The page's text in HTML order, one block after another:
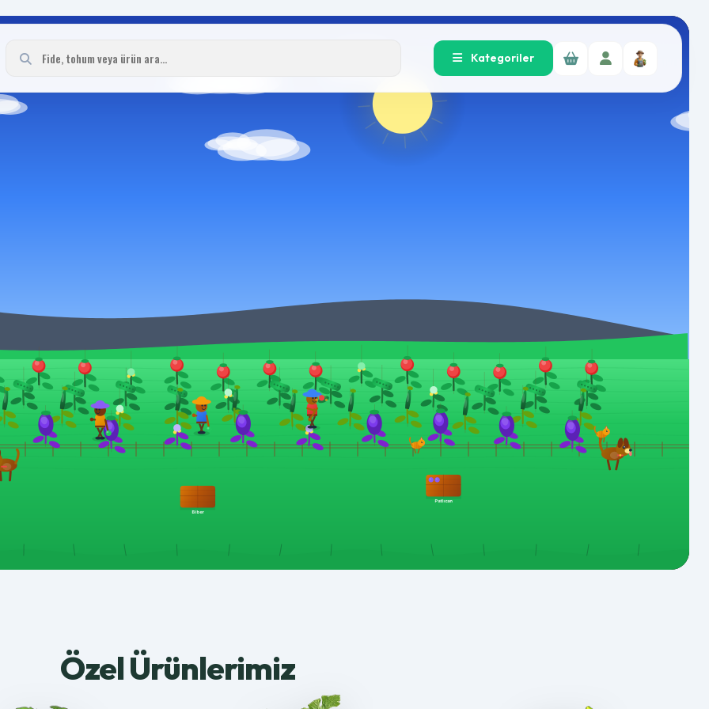
Kategoriler
| Tarım Ekipmanları
ve güvenilir alışveriş. Fidebahcesi.com Milyonlarca fide, mutlu çiftçiler!
en kısa sürede adresinize ulaştırılır.
uzman ekibimiz her zaman yanınızda.
Özel Ürünlerimiz